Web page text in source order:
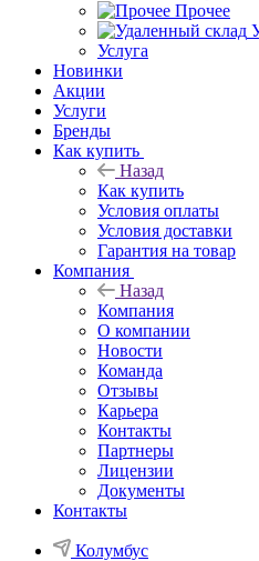
Прочее
Услуга
Новинки
Акции
Услуги
Бренды
Как купить
Назад
Как купить
Условия оплаты
Условия доставки
Гарантия на товар
Компания
Назад
Компания
О компании
Новости
Команда
Отзывы
Карьера
Контакты
Партнеры
Лицензии
Документы
Контакты
Колумбус